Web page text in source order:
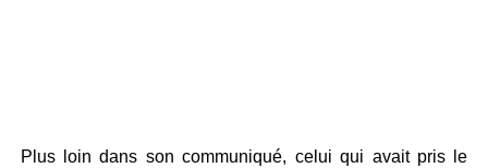
Plus loin dans son communiqué, celui qui avait pris le